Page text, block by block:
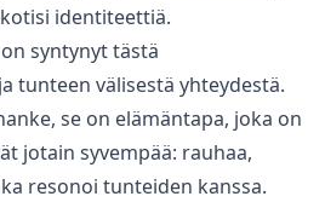
identiteettiä.
syntynyt tästä
tunteen välisestä yhteydestä.
se on elämäntapa, joka on
jotain ‌syvempää: ‌rauhaa,
resonoi tunteiden kanssa.